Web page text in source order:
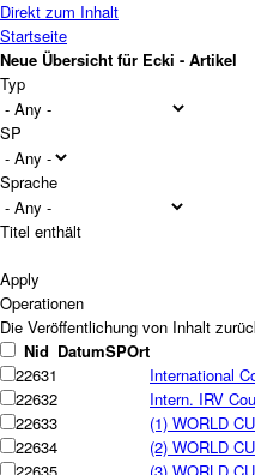
Direkt zum Inhalt
Startseite
Neue Übersicht für Ecki - Artikel
Typ
SP
Sprache
Titel enthält
Operationen
Nid DatumSPOrt
22631
International
22632
Intern. IRV
22633
(1) WORLD
22634
(2) WORLD